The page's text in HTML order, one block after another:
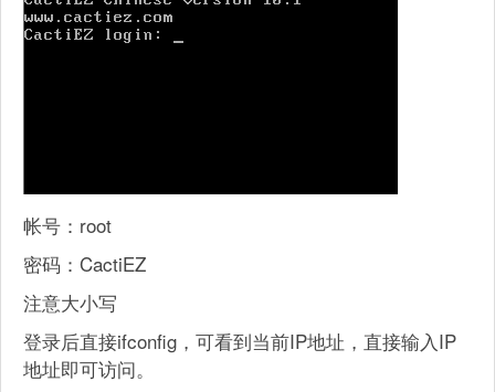
帐号：root
密码：CactiEZ
注意大小写
登录后直接ifconfig，可看到当前IP地址，直接输入IP
地址即可访问。